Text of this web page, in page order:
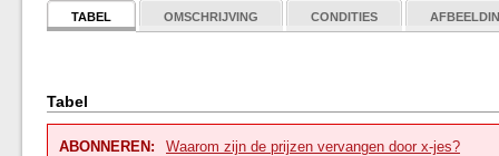
TABEL OMSCHRIJVING CONDITIES
Tabel
ABONNEREN: Waarom zijn de prijzen vervangen door x-jes?